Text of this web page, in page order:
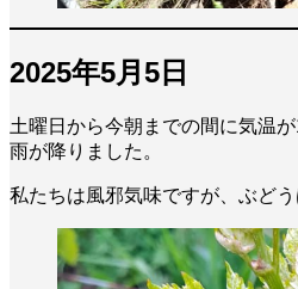
2025年5月5日
土曜日から今朝までの間に気温
雨が降りました。
私たちは風邪気味ですが、ぶどう